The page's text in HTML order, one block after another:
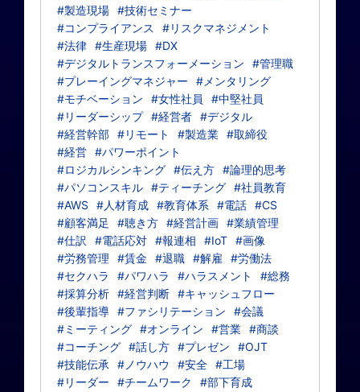
#製造現場 #技術セミナー
#コンプライアンス
#リスクマネジメント
#法律 #生産現場 #DX
#デジタルトランスフォーメーション
#管理職
#プレーイングマネジャー
#メンタリング
#モチベーション
#女性社員
#中堅社員
#リーダーシップ #経営者 #デジタル
#経営幹部 #リモート #製造業 #取締役
#経営 #パワーポイント
#ロジカルシンキング #伝え方 #論理的思考
#パソコンスキル #ティーチング #社員教育
#AWS
#人材育成 #教育体系 #電話 #CS
#顧客満足
#聴き方 #経営計画 #業績管理
#仕訳
#電話応対 #報連相 #IoT #画像
#労務管理
#賃金 #退職 #解雇
#労働法
#セクハラ
#パワハラ #ハラスメント
#総務
#採算分析 #経営判断 #キャッシュフロー
#後輩指導 #ファシリテーション
#会議
#ミーティング #オンライン #営業 #商談
#コーチング #話し方 #プレゼン
#OJT
#技能伝承
#ノウハウ #安全 #工場
#リーダー
#チームワーク
#部下育成